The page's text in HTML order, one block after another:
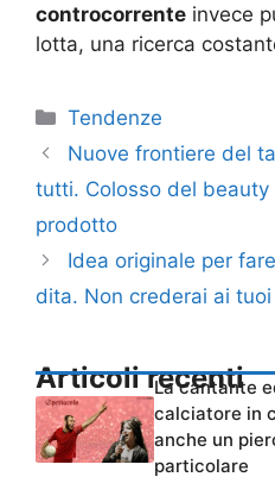
controcorrente invece
lotta, una ricerca
Categorie
Tendenze
Nuove frontiere del
tutti. Colosso del
prodotto
Idea originale per
dita. Non crederai ai tuoi
Articoli recenti
La cantante
calciatore in
anche un
particolare